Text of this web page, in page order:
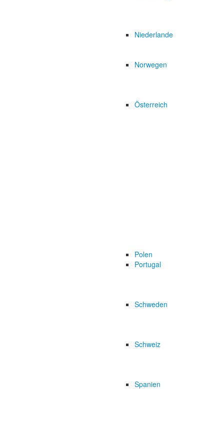
Niederlande
Norwegen
Österreich
Polen
Portugal
Schweden
Schweiz
Spanien